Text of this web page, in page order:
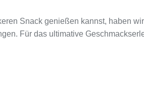
Snack genießen kannst, haben
Für das ultimative